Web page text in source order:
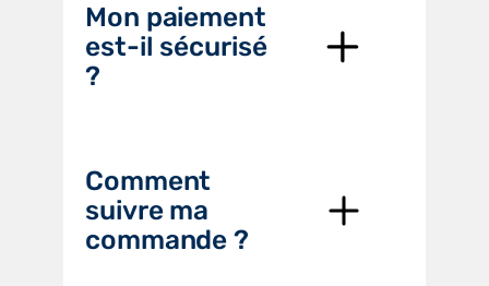
Mon paiement
est-il sécurisé
?
Comment
suivre ma
commande ?